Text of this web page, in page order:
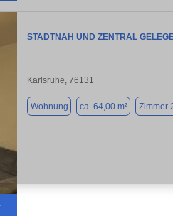
STADTNAH UND ZENTRAL
Karlsruhe, 76131
Wohnung ca. 64,00 m² Zimmer